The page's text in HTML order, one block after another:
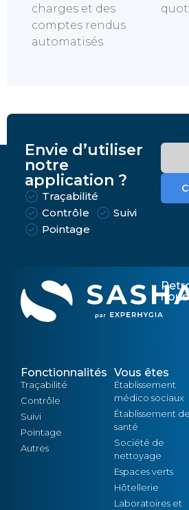
charges et des
comptes rendus
automatisés
Envie d’utiliser
notre
application ?
Traçabilité
Contrôle
Suivi
Pointage
nous
Fonctionnalités
Traçabilité
Contrôle
Suivi
Pointage
Autres
Vous êtes
Établissement
médico sociaux
Établissement de
santé
Société de
nettoyage
Espaces verts
Hôtellerie
Laboratoires et